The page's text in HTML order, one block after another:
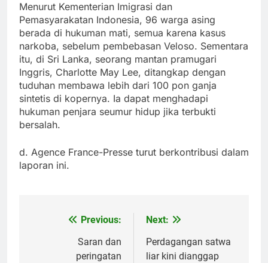
Menurut Kementerian Imigrasi dan
Pemasyarakatan Indonesia, 96 warga asing
berada di hukuman mati, semua karena kasus
narkoba, sebelum pembebasan Veloso. Sementara
itu, di Sri Lanka, seorang mantan pramugari
Inggris, Charlotte May Lee, ditangkap dengan
tuduhan membawa lebih dari 100 pon ganja
sintetis di kopernya. Ia dapat menghadapi
hukuman penjara seumur hidup jika terbukti
bersalah.
d. Agence France-Presse turut berkontribusi dalam
laporan ini.
navigation
Previous:
Saran dan
peringatan
Next:
Perdagangan satwa
liar kini dianggap